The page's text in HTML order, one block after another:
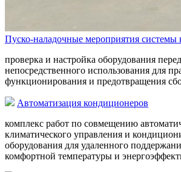
Пуско-наладочные мероприятия системы
проверка и настройка оборудования
непосредственного использования для
функционирования и предотвращения
Автоматизация кондиционеров
комплекс работ по совмещению
климатического управления и
оборудования для удаленного
комфортной температуры и